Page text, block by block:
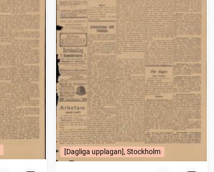
[Dagliga upplagan], Stockholm